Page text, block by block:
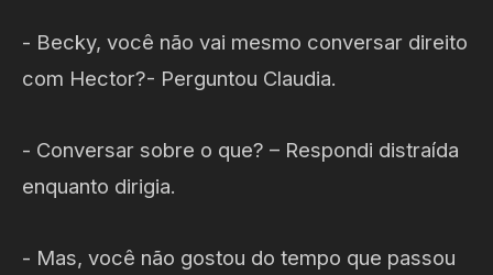
- Becky, você não vai mesmo conversar direito
com Hector?- Perguntou Claudia.
- Conversar sobre o que? – Respondi distraída
enquanto dirigia.
- Mas, você não gostou do tempo que passou